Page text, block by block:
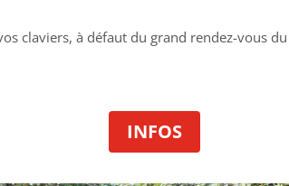
claviers, à défaut du grand rendez-vous
INFOS